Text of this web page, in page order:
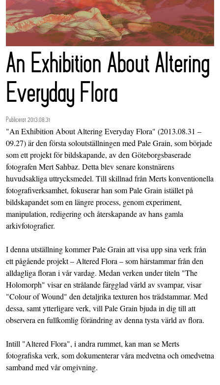
An Exhibition About Altering
Everyday Flora
Publicerat 2013.08.31
"An Exhibition About Altering Everyday Flora" (2013.08.31 –
09.27) är den första soloutställningen med Pale Grain, som började
som ett projekt för bildskapande, av den Göteborgsbaserade
fotografen Mert Sahbaz. Detta blev senare konstnärens
huvudsakliga uttrycksmedel. Till skillnad från Merts konventionella
fotografiverksamhet, fokuserar han som Pale Grain istället på
bildskapandet som en längre process, genom experiment,
manipulation, redigering och återskapande av hans gamla
arkivfotografier.
I denna utställning kommer Pale Grain att visa upp sina verk från
ett pågående projekt – Altered Flora – som härstammar från den
alldagliga floran i vår vardag. Medan verken under titeln "The
Holomorph" visar en strålande färgglad värld av svampar, visar
"Colour of Wound" den detaljrika texturen hos trädstammar. Med
dessa, samt ytterligare verk, vill Pale Grain bjuda in dig till att
observera en fullkomlig förändring av denna tysta värld av flora.
Intill "Altered Flora", i andra rummet, kan man se Merts
fotografiska verk, som dokumenterar våra medvetna och omedvetna
samband med vår omgivning.